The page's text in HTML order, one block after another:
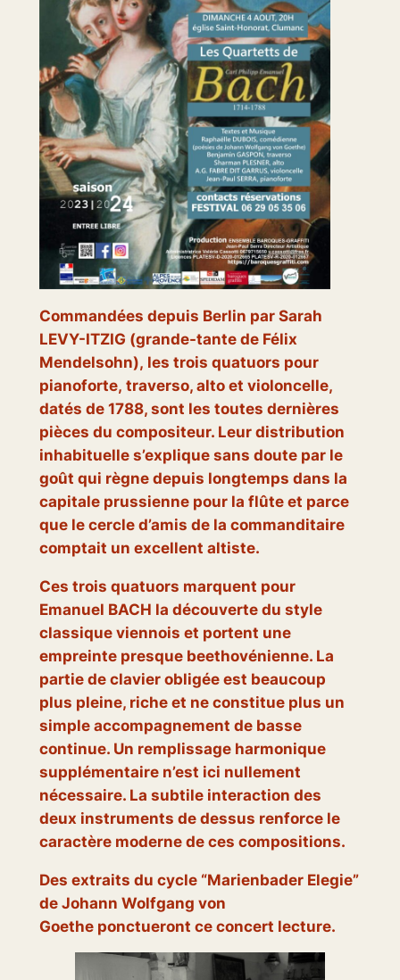
Commandées depuis Berlin par Sarah
LEVY-ITZIG (grande-tante de Félix
Mendelsohn), les trois quatuors pour
pianoforte, traverso, alto et violoncelle,
datés de 1788, sont les toutes dernières
pièces du compositeur. Leur distribution
inhabituelle s’explique sans doute par le
goût qui règne depuis longtemps dans la
capitale prussienne pour la flûte et parce
que le cercle d’amis de la commanditaire
comptait un excellent altiste.
Ces trois quatuors marquent pour
Emanuel BACH la découverte du style
classique viennois et portent une
empreinte presque beethovénienne. La
partie de clavier obligée est beaucoup
plus pleine, riche et ne constitue plus un
simple accompagnement de basse
continue. Un remplissage harmonique
supplémentaire n’est ici nullement
nécessaire. La subtile interaction des
deux instruments de dessus renforce le
caractère moderne de ces compositions.
Des extraits du cycle “Marienbader Elegie”
de Johann Wolfgang von
Goethe ponctueront ce concert lecture.